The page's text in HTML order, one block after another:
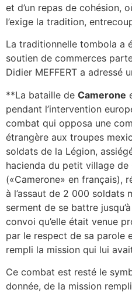
et d’un repas de cohésion,
l’exige la tradition,
La traditionnelle tombola a
soutien de commerces
Didier MEFFERT a adressé
**La bataille de Camerone
pendant l’intervention
combat qui opposa une
étrangère aux troupes
soldats de la Légion,
hacienda du petit village de
(«Camerone» en français),
à l’assaut de 2 000 soldats
serment de se battre
convoi qu’elle était venue
par le respect de sa parole
rempli la mission qui lui
Ce combat est resté le
donnée, de la mission